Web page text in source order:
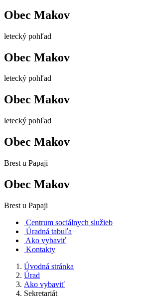
Obec Makov
letecký pohľad
Obec Makov
letecký pohľad
Obec Makov
letecký pohľad
Obec Makov
Brest u Papaji
Obec Makov
Brest u Papaji
Centrum sociálnych služieb
Úradná tabuľa
Ako vybaviť
Kontakty
Úvodná stránka
Úrad
Ako vybaviť
Sekretariát